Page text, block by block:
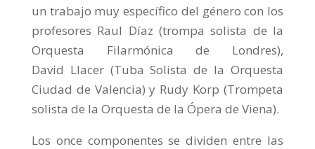
un trabajo muy específico del género con los
profesores Raul Díaz (trompa solista de la
Orquesta Filarmónica de Londres),
David Llacer (Tuba Solista de la Orquesta
Ciudad de Valencia) y Rudy Korp (Trompeta
solista de la Orquesta de la Ópera de Viena).
Los once componentes se dividen entre las